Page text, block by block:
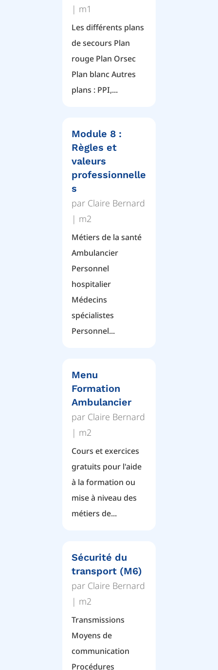
| m1
Les différents plans
de secours Plan
rouge Plan Orsec
Plan blanc Autres
plans : PPI,...
Module 8 :
Règles et
valeurs
professionnelle
s
par Claire Bernard
| m2
Métiers de la santé
Ambulancier
Personnel
hospitalier
Médecins
spécialistes
Personnel...
Menu
Formation
Ambulancier
par Claire Bernard
| m2
Cours et exercices
gratuits pour l'aide
à la formation ou
mise à niveau des
métiers de...
Sécurité du
transport (M6)
par Claire Bernard
| m2
Transmissions
Moyens de
communication
Procédures